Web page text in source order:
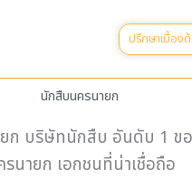
ปรึกษาเบื้อง
นักสืบนครนายก
ก บริษัทนักสืบ อันดับ 1 ข
รนายก เอกชนที่น่าเชื่อถือ